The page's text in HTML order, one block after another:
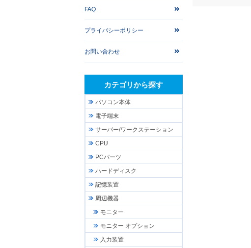
FAQ
プライバシーポリシー
お問い合わせ
カテゴリから探す
パソコン本体
電子端末
サーバー/ワークステーション
CPU
PCパーツ
ハードディスク
記憶装置
周辺機器
モニター
モニター オプション
入力装置